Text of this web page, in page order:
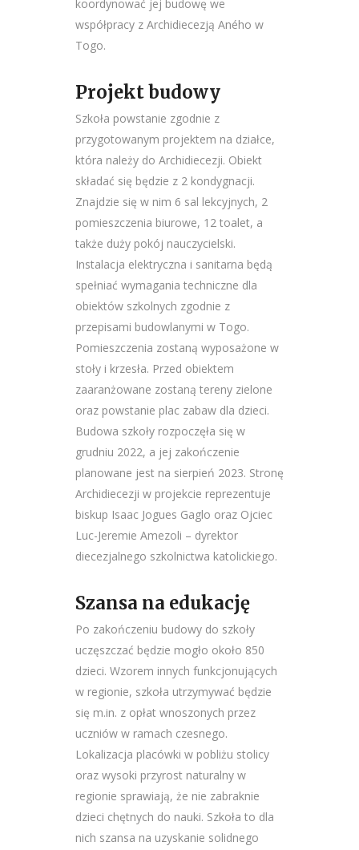
koordynować jej budowę we
współpracy z Archidiecezją Aného w
Togo.
Projekt budowy
Szkoła powstanie zgodnie z
przygotowanym projektem na działce,
która należy do Archidiecezji. Obiekt
składać się będzie z 2 kondygnacji.
Znajdzie się w nim 6 sal lekcyjnych, 2
pomieszczenia biurowe, 12 toalet, a
także duży pokój nauczycielski.
Instalacja elektryczna i sanitarna będą
spełniać wymagania techniczne dla
obiektów szkolnych zgodnie z
przepisami budowlanymi w Togo.
Pomieszczenia zostaną wyposażone w
stoły i krzesła. Przed obiektem
zaaranżowane zostaną tereny zielone
oraz powstanie plac zabaw dla dzieci.
Budowa szkoły rozpoczęła się w
grudniu 2022, a jej zakończenie
planowane jest na sierpień 2023. Stronę
Archidiecezji w projekcie reprezentuje
biskup Isaac Jogues Gaglo oraz Ojciec
Luc-Jeremie Amezoli – dyrektor
diecezjalnego szkolnictwa katolickiego.
Szansa na edukację
Po zakończeniu budowy do szkoły
uczęszczać będzie mogło około 850
dzieci. Wzorem innych funkcjonujących
w regionie, szkoła utrzymywać będzie
się m.in. z opłat wnoszonych przez
uczniów w ramach czesnego.
Lokalizacja placówki w pobliżu stolicy
oraz wysoki przyrost naturalny w
regionie sprawiają, że nie zabraknie
dzieci chętnych do nauki. Szkoła to dla
nich szansa na uzyskanie solidnego